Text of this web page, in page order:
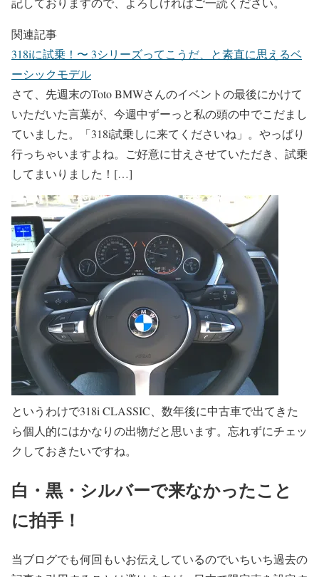
関連記事
318iに試乗！〜 3シリーズってこうだ、と素直に思えるベ
ーシックモデル
さて、先週末のToto BMWさんのイベントの最後にかけて
いただいた言葉が、今週中ずーっと私の頭の中でこだまし
ていました。「318i試乗しに来てくださいね」。やっぱり
行っちゃいますよね。ご好意に甘えさせていただき、試乗
してまいりました！[…]
というわけで318i CLASSIC、数年後に中古車で出てきた
ら個人的にはかなりの出物だと思います。忘れずにチェッ
クしておきたいですね。
白・黒・シルバーで来なかったこと
に拍手！
当ブログでも何回もいお伝えしているのでいちいち過去の